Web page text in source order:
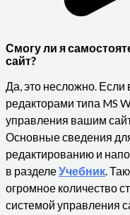
Смогу ли я
сайт?
Да, это несложно. Если
редакторами типа MS
управления вашим
Основные сведения
редактированию и
в разделеУчебник.
огромное количество
системой управления